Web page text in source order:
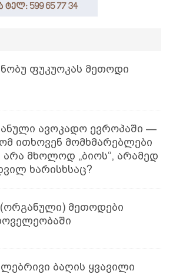
ფუკუოკას მეთოდი
ავოკადო ევროპაში —
ითხოვენ მომხმარებლები
არა მხოლოდ „ბიოს“, არამედ
ხარისხსაც?
მეთოდები
ბაღის ყვავილი